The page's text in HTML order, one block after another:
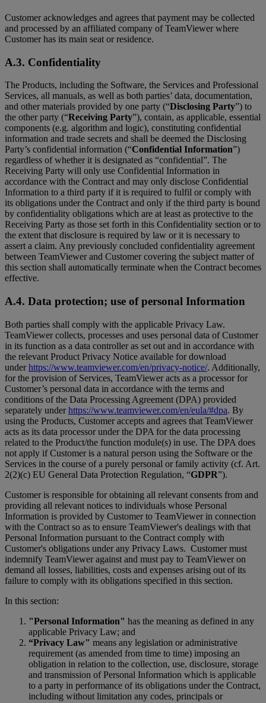
Customer acknowledges and agrees that payment may be collected
and processed by an affiliated company of TeamViewer where
Customer has its main seat or residence.
A.3. Confidentiality
The Products, including the Software, the Services and Professional
Services, all manuals, as well as both parties’ data, documentation,
and other materials provided by one party (“Disclosing Party”) to
the other party (“Receiving Party”), contain, as applicable, essential
components (e.g. algorithm and logic), constituting confidential
information and trade secrets and shall be deemed the Disclosing
Party’s confidential information (“Confidential Information”)
regardless of whether it is designated as “confidential”. The
Receiving Party will only use Confidential Information in
accordance with the Contract and may only disclose Confidential
Information to a third party if it is required to fulfil or comply with
its obligations under the Contract and only if the third party is bound
by confidentiality obligations which are at least as protective to the
Receiving Party as those set forth in this Confidentiality section or to
the extent that disclosure is required by law or it is necessary to
assert a claim. Any previously concluded confidentiality agreement
between TeamViewer and Customer covering the subject matter of
this section shall automatically terminate when the Contract becomes
effective.
A.4. Data protection; use of personal Information
Both parties shall comply with the applicable Privacy Law.
TeamViewer collects, processes and uses personal data of Customer
in its function as a data controller as set out and in accordance with
the relevant Product Privacy Notice available for download
underhttps://www.teamviewer.com/en/privacy-notice/. Additionally,
for the provision of Services, TeamViewer acts as a processor for
Customer’s personal data in accordance with the terms and
conditions of the Data Processing Agreement (DPA) provided
separately underhttps://www.teamviewer.com/en/eula/#dpa. By
using the Products, Customer accepts and agrees that TeamViewer
acts as its data processor under the DPA for the data processing
related to the Product/the function module(s) in use. The DPA does
not apply if Customer is a natural person using the Software or the
Services in the course of a purely personal or family activity (cf. Art.
2(2)(c) EU General Data Protection Regulation, “GDPR”).
Customer is responsible for obtaining all relevant consents from and
providing all relevant notices to individuals whose Personal
Information is provided by Customer to TeamViewer in connection
with the Contract so as to ensure TeamViewer's dealings with that
Personal Information pursuant to the Contract comply with
Customer's obligations under any Privacy Laws. Customer must
indemnify TeamViewer against and must pay to TeamViewer on
demand all losses, liabilities, costs and expenses arising out of its
failure to comply with its obligations specified in this section.
In this section:
"Personal Information" has the meaning as defined in any
applicable Privacy Law; and
“Privacy Law" means any legislation or administrative
requirement (as amended from time to time) imposing an
obligation in relation to the collection, use, disclosure, storage
and transmission of Personal Information which is applicable
to a party in performance of its obligations under the Contract,
including without limitation any codes, principals or